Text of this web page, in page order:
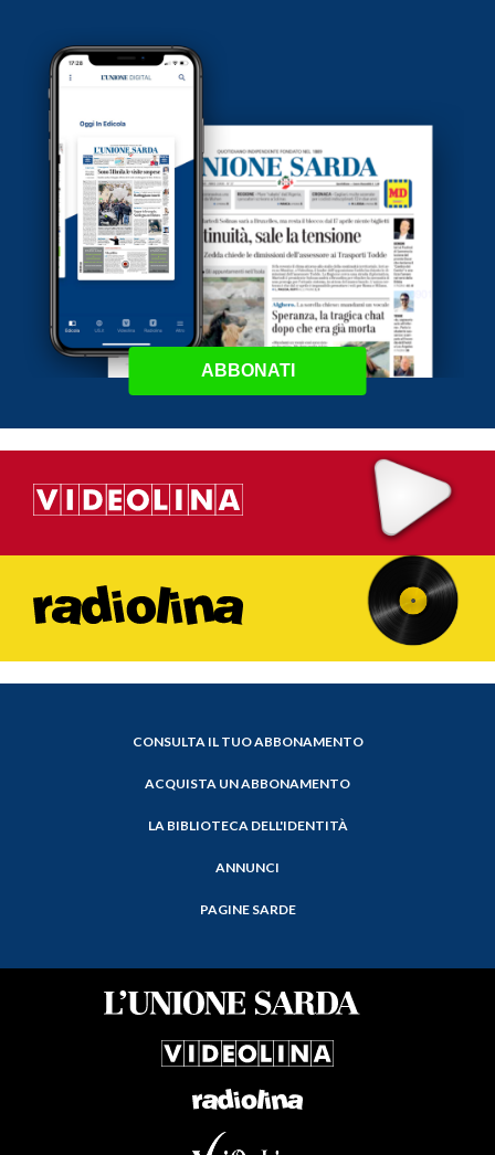
ABBONATI
CONSULTA IL TUO ABBONAMENTO
ACQUISTA UN ABBONAMENTO
LA BIBLIOTECA DELL'IDENTITÀ
ANNUNCI
PAGINE SARDE